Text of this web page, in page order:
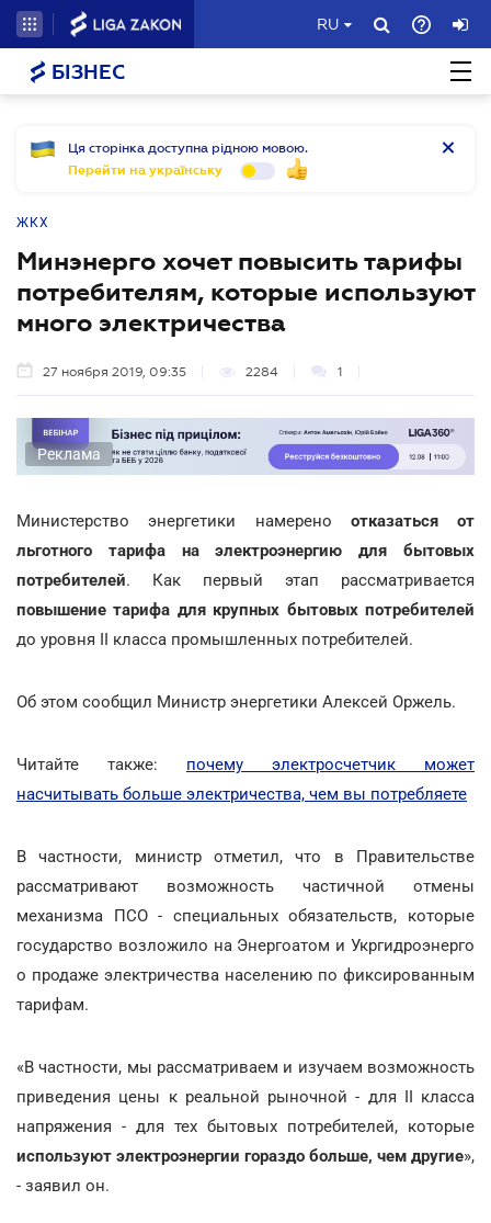
RU
БІЗНЕС
Ця сторінка доступна рідною мовою.
Перейти на українську
ЖКХ
Минэнерго хочет повысить тарифы
потребителям, которые используют
много электричества
27 ноября 2019, 09:35 2284 1
Реклама
Министерство энергетики намерено отказаться от
льготного тарифа на электроэнергию для бытовых
потребителей. Как первый этап рассматривается
повышение тарифа для крупных бытовых потребителей
до уровня II класса промышленных потребителей.
Об этом сообщил Министр энергетики Алексей Оржель.
Читайте также: почему электросчетчик может
насчитывать больше электричества, чем вы потребляете
В частности, министр отметил, что в Правительстве
рассматривают возможность частичной отмены
механизма ПСО - специальных обязательств, которые
государство возложило на Энергоатом и Укргидроэнерго
о продаже электричества населению по фиксированным
тарифам.
«В частности, мы рассматриваем и изучаем возможность
приведения цены к реальной рыночной - для II класса
напряжения - для тех бытовых потребителей, которые
используют электроэнергии гораздо больше, чем другие»,
- заявил он.